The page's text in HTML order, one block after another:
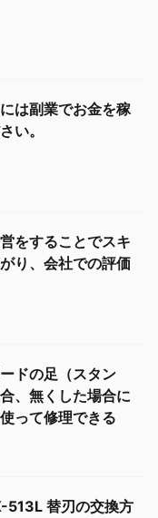
は副業でお金を稼
い。
をすることでスキ
り、会社での評価
ドの足（スタン
、無くした場合に
って修理できる
513L 替刃の交換方